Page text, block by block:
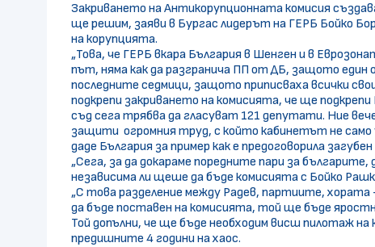
Закриването на Антикорупционната комисия
ще решим, заяви в Бургас лидерът на ГЕРБ Бойко
на корупцията.
„Това, че ГЕРБ вкара България в Шенген и в
път, няма как да разгранича ПП от ДБ, защото
последните седмици, защото приписваха всички
подкрепи закриването на комисията, че ще
съд сега трябва да гласуват 121 депутати. Ние
защити огромния труд, с който кабинетът не само
даде България за пример как е предоговорила загубен
„Сега, за да докараме поредните пари за
независима ли щеше да бъде комисията с Бойко
„С това разделение между Радев, партиите, хората
да бъде поставен на комисията, той ще бъде
Той допълни, че ще бъде необходим висш пилотаж
предишните 4 години на хаос.